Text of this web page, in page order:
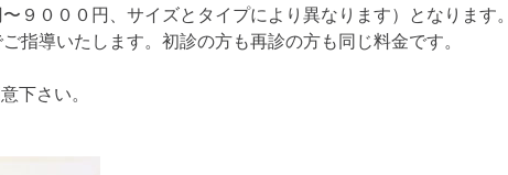
９０００円、サイズとタイプにより異なります）となります
指導いたします。初診の方も再診の方も同じ料金です。
下さい。